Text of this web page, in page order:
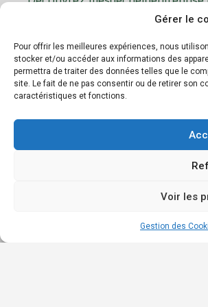
Gérer le
Pour offrir les meilleures expériences, nous
stocker et/ou accéder aux informations des
permettra de traiter des données telles que le
site. Le fait de ne pas consentir ou de retirer son
caractéristiques et fonctions.
Voir les
Gestion des
plateforme dédiée à la gestion et
faciliter le recyclage et
pratiques éco-responsables en